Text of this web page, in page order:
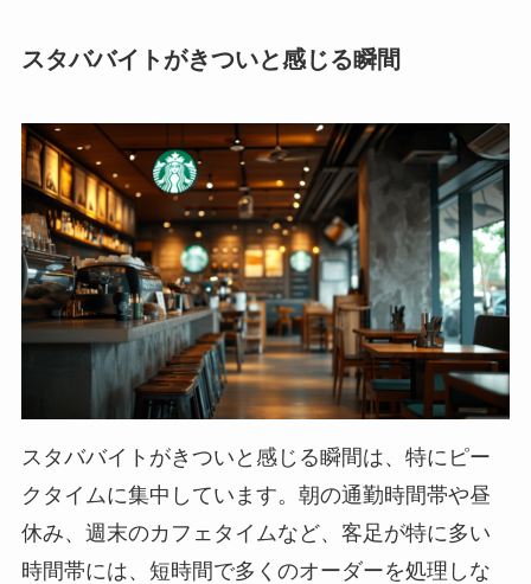
スタババイトがきついと感じる瞬間
スタババイトがきついと感じる瞬間は、特にピー
クタイムに集中しています。朝の通勤時間帯や昼
休み、週末のカフェタイムなど、客足が特に多い
時間帯には、短時間で多くのオーダーを処理しな